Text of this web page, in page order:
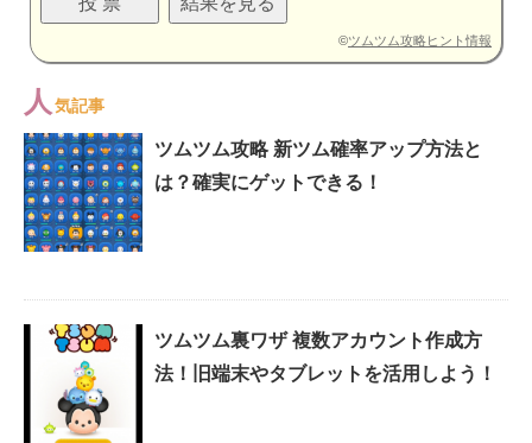
©ツムツム攻略ヒント情報
人 気記事
ツムツム攻略 新ツム確率アップ方法と
は？確実にゲットできる！
ツムツム裏ワザ 複数アカウント作成方
法！旧端末やタブレットを活用しよう！